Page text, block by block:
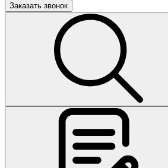
Заказать звонок